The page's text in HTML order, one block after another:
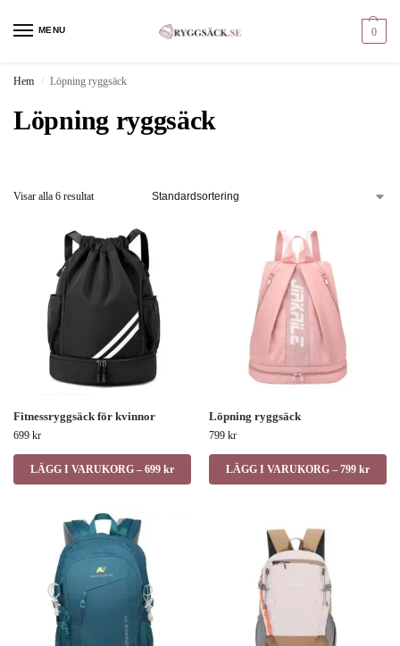
MENU 0
Hem / Löpning ryggsäck
Löpning ryggsäck
Visar alla 6 resultat
Fitnessryggsäck för kvinnor
699 kr
LÄGG I VARUKORG – 699 kr
Löpning ryggsäck
799 kr
LÄGG I VARUKORG – 799 kr